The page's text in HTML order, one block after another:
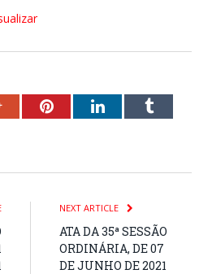
Google+PinterestLinkedInTumblr
NEXT ARTICLE
ATA DA 35ª SESSÃO
ORDINÁRIA, DE 07
DE JUNHO DE 2021